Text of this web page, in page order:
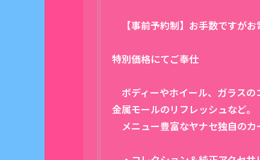
【事前予約制】お手数ですがお
特別価格にてご奉仕
ボディーやホイール、ガラスの
金属モールのリフレッシュなど。
メニュー豊富なヤナセ独自のカ